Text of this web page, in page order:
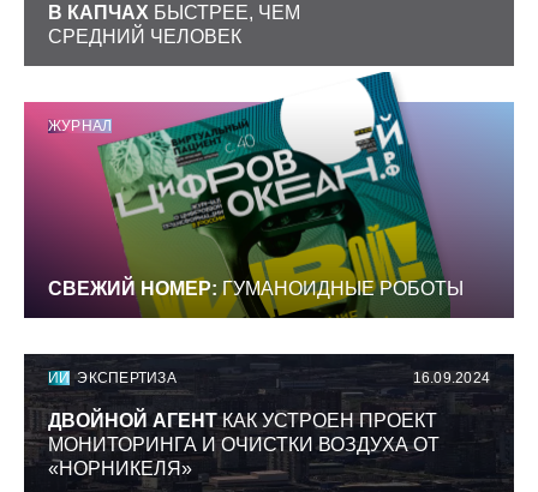
В КАПЧАХ БЫСТРЕЕ, ЧЕМ
СРЕДНИЙ ЧЕЛОВЕК
ЖУРНАЛ
СВЕЖИЙ НОМЕР: ГУМАНОИДНЫЕ РОБОТЫ
ИИ ЭКСПЕРТИЗА 16.09.2024
ДВОЙНОЙ АГЕНТКАК УСТРОЕН ПРОЕКТ
МОНИТОРИНГА И ОЧИСТКИ ВОЗДУХА ОТ
«НОРНИКЕЛЯ»